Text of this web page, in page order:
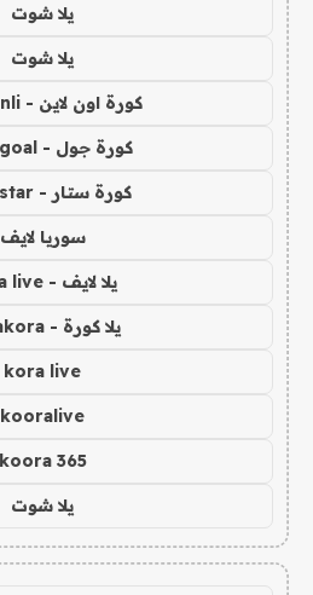
يلا شوت
يلا شوت
كورة اون لاين - kora onli
كورة جول - kora goal
كورة ستار - kora star
سوريا لايف
يلا لايف - yalla live
يلا كورة - yallakora
kora live
kooralive
koora 365
يلا شوت